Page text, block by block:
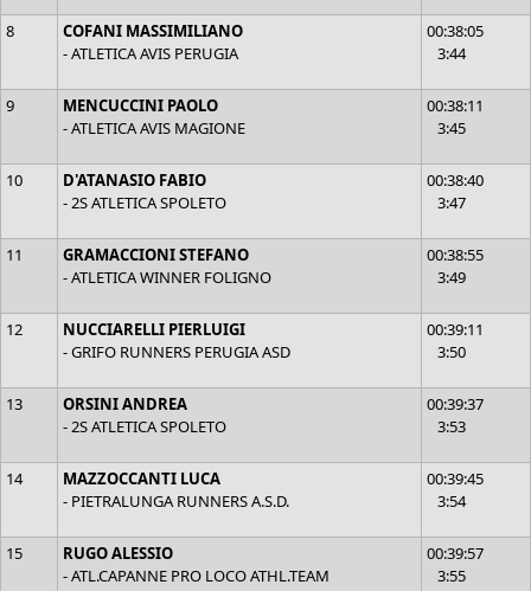
8
COFANI MASSIMILIANO
- ATLETICA AVIS PERUGIA
00:38:05
3:44
9
MENCUCCINI PAOLO
- ATLETICA AVIS MAGIONE
00:38:11
3:45
10
D'ATANASIO FABIO
- 2S ATLETICA SPOLETO
00:38:40
3:47
11
GRAMACCIONI STEFANO
- ATLETICA WINNER FOLIGNO
00:38:55
3:49
12
NUCCIARELLI PIERLUIGI
- GRIFO RUNNERS PERUGIA ASD
00:39:11
3:50
13
ORSINI ANDREA
- 2S ATLETICA SPOLETO
00:39:37
3:53
14
MAZZOCCANTI LUCA
- PIETRALUNGA RUNNERS A.S.D.
00:39:45
3:54
15
RUGO ALESSIO
- ATL.CAPANNE PRO LOCO ATHL.TEAM
00:39:57
3:55